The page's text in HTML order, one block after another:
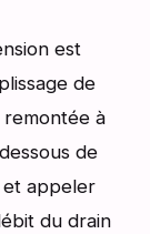
est
de
à
de
et appeler
du drain